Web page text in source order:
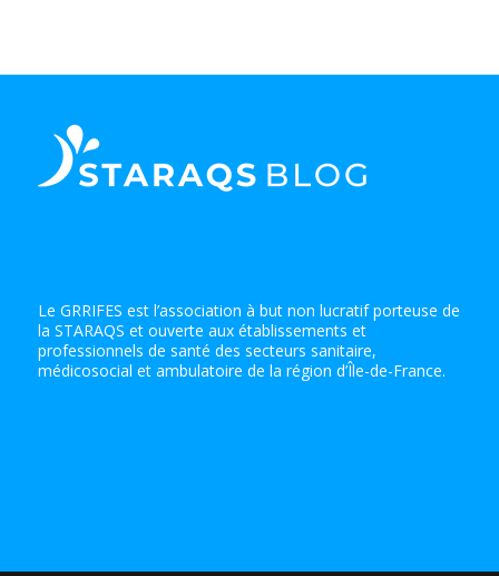
Le GRRIFES est l’association à but non lucratif porteuse de
la STARAQS et ouverte aux établissements et
professionnels de santé des secteurs sanitaire,
médicosocial et ambulatoire de la région d’Île-de-France.